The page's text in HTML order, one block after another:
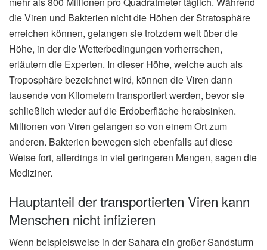
die Viren und Bakterien nicht die Höhen der Stratosphäre
erreichen können, gelangen sie trotzdem weit über die
Höhe, in der die Wetterbedingungen vorherrschen,
erläutern die Experten. In dieser Höhe, welche auch als
Troposphäre bezeichnet wird, können die Viren dann
tausende von Kilometern transportiert werden, bevor sie
schließlich wieder auf die Erdoberfläche herabsinken.
Millionen von Viren gelangen so von einem Ort zum
anderen. Bakterien bewegen sich ebenfalls auf diese
Weise fort, allerdings in viel geringeren Mengen, sagen die
Mediziner.
Hauptanteil der transportierten Viren kann
Menschen nicht infizieren
Wenn beispielsweise in der Sahara ein großer Sandsturm